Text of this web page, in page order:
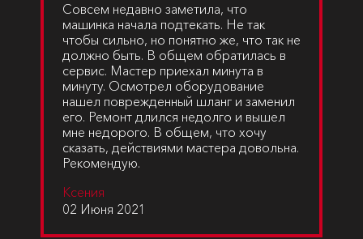
Совсем недавно заметила, что
машинка начала подтекать. Не так
чтобы сильно, но понятно же, что так не
должно быть. В общем обратилась в
сервис. Мастер приехал минута в
минуту. Осмотрел оборудование
нашел поврежденный шланг и заменил
его. Ремонт длился недолго и вышел
мне недорого. В общем, что хочу
сказать, действиями мастера довольна.
Рекомендую.
Ксения
02 Июня 2021